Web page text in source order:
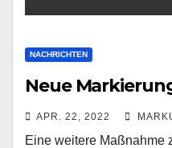
NACHRICHTEN
Neue
APR. 22, 2022
Eine weitere Maßnahme